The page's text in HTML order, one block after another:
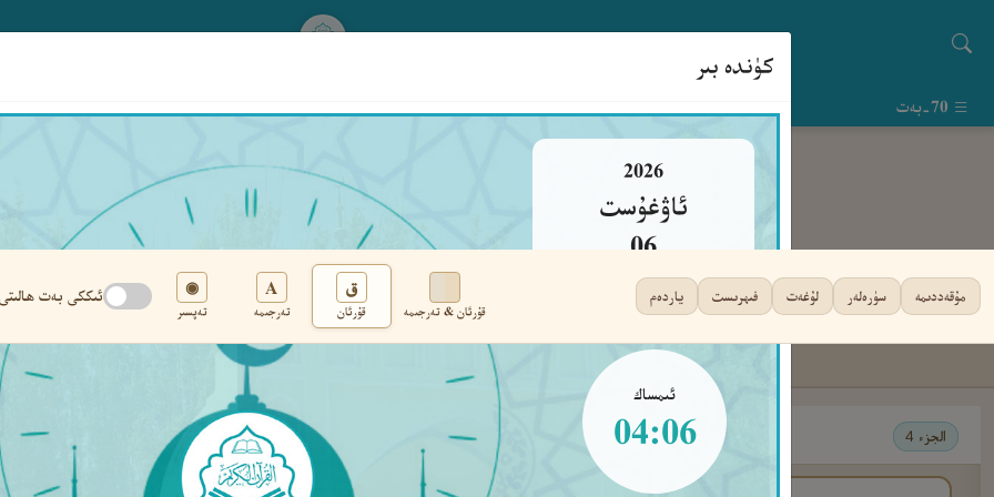
كۈندە بىر
2026
ئاۋغۇست
06
پەيشەنبە
ئىمساك
04:06
مۇقەددىمە سۈرەلەر لۇغەت فىھرىست ياردەم
قۇرئان & تەرجىمە
ق
قۇرئان
A
تەرجىمە
◉
تەپسىر
ئىككى بەت ھالىتى
تەڭشەك
الجزء 4 ‹ ٧٠ › ›